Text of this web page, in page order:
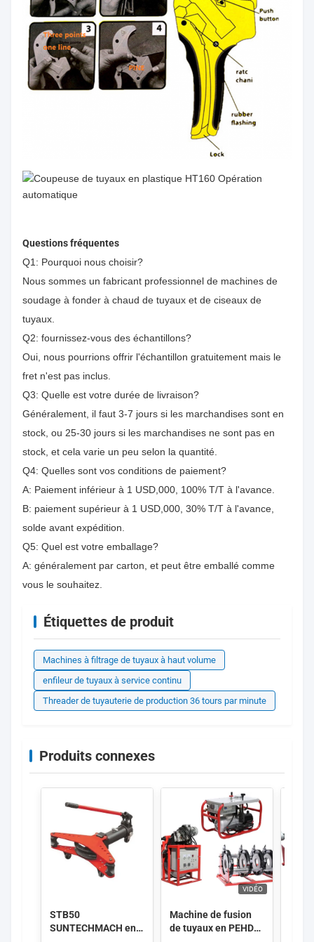
Questions fréquentes
Q1: Pourquoi nous choisir?
Nous sommes un fabricant professionnel de machines de
soudage à fonder à chaud de tuyaux et de ciseaux de
tuyaux.
Q2: fournissez-vous des échantillons?
Oui, nous pourrions offrir l'échantillon gratuitement mais le
fret n'est pas inclus.
Q3: Quelle est votre durée de livraison?
Généralement, il faut 3-7 jours si les marchandises sont en
stock, ou 25-30 jours si les marchandises ne sont pas en
stock, et cela varie un peu selon la quantité.
Q4: Quelles sont vos conditions de paiement?
A: Paiement inférieur à 1 USD,000, 100% T/T à l'avance.
B: paiement supérieur à 1 USD,000, 30% T/T à l'avance,
solde avant expédition.
Q5: Quel est votre emballage?
A: généralement par carton, et peut être emballé comme
vous le souhaitez.
Étiquettes de produit
Machines à filtrage de tuyaux à haut volume
enfileur de tuyaux à service continu
Threader de tuyauterie de production 36 tours par minute
Produits connexes
STB50
SUNTECHMACH en
VIDÉO
Machine de fusion
de tuyaux en PEHD